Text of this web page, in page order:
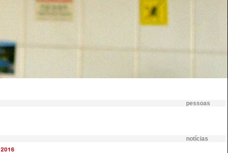
pessoas
notícias
2016